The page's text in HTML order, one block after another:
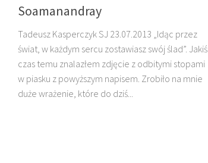
Soamanandray
Tadeusz Kasperczyk SJ 23.07.2013 „Idąc przez
świat, w każdym sercu zostawiasz swój ślad”. Jakiś
czas temu znalazłem zdjęcie z odbitymi stopami
w piasku z powyższym napisem. Zrobiło na mnie
duże wrażenie, które do dziś...
DZIECI MADAGASKARU